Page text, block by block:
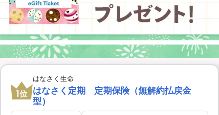
1位
はなさく生命
はなさく定期 定期保険（無解約払戻金
型）